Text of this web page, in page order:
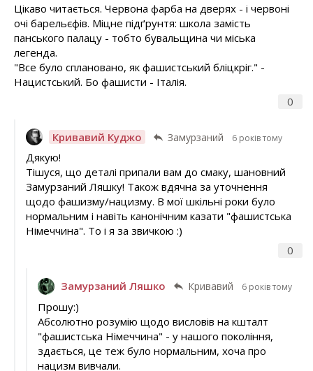
0
Цікаво читається. Червона фарба на дверях - і червоні
очі барельєфів. Міцне підґрунтя: школа замість
панського палацу - тобто бувальщина чи міська
легенда.
"Все було сплановано, як фашистський бліцкріг." -
Нацистський. Бо фашисти - Італія.
Кривавий Куджо Замурзаний 6 років тому
0
Дякую!
Тішуся, що деталі припали вам до смаку, шановний
Замурзаний Ляшку! Також вдячна за уточнення
щодо фашизму/нацизму. В мої шкільні роки було
нормальним і навіть канонічним казати "фашистська
Німеччина". То і я за звичкою :)
Замурзаний Ляшко Кривавий 6 років тому
Прошу:)
Абсолютно розумію щодо висловів на кшталт
"фашистська Німеччина" - у нашого покоління,
здається, це теж було нормальним, хоча про
нацизм вивчали.